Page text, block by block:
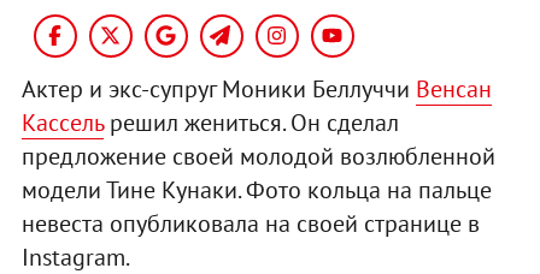
Актер и экс-супруг Моники Беллуччи Венсан
Кассельрешил жениться. Он сделал
предложение своей молодой возлюбленной
модели Тине Кунаки. Фото кольца на пальце
невеста опубликовала на своей странице в
Instagram.